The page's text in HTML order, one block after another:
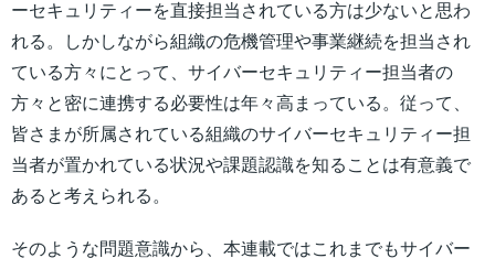
ーセキュリティーを直接担当されている方は少ないと思わ
れる。しかしながら組織の危機管理や事業継続を担当され
ている方々にとって、サイバーセキュリティー担当者の
方々と密に連携する必要性は年々高まっている。従って、
皆さまが所属されている組織のサイバーセキュリティー担
当者が置かれている状況や課題認識を知ることは有意義で
あると考えられる。
そのような問題意識から、本連載ではこれまでもサイバー